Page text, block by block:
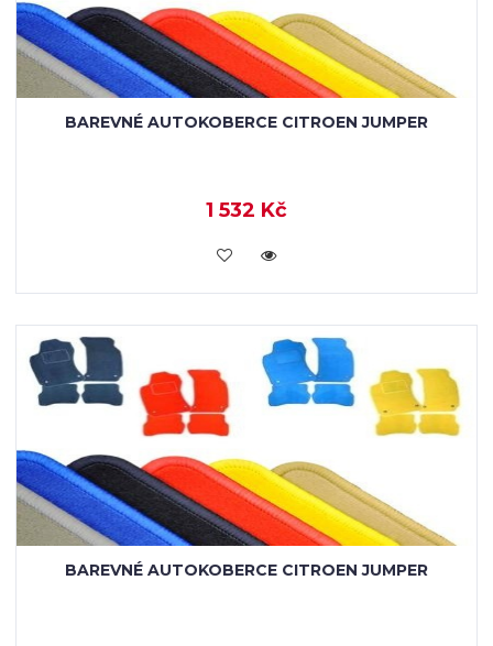
BAREVNÉ AUTOKOBERCE CITROEN JUMPER
1 532 Kč
KOUPIT
BAREVNÉ AUTOKOBERCE CITROEN JUMPER